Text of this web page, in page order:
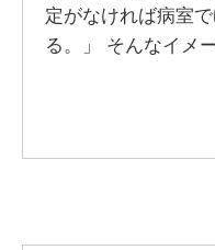
定がなければ病室
る。」 そんなイメ